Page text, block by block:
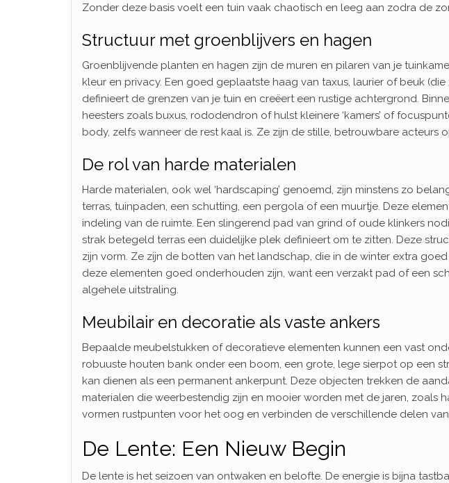
Zonder deze basis voelt een tuin vaak chaotisch en leeg aan zodra de
Structuur met groenblijvers en hagen
Groenblijvende planten en hagen zijn de muren en pilaren van je
kleur en privacy. Een goed geplaatste haag van taxus, laurier of beuk
definieert de grenzen van je tuin en creëert een rustige achtergrond.
heesters zoals buxus, rododendron of hulst kleinere ‘kamers’ of
body, zelfs wanneer de rest kaal is. Ze zijn de stille, betrouwbare acteurs
De rol van harde materialen
Harde materialen, ook wel ‘hardscaping’ genoemd, zijn minstens zo
terras, tuinpaden, een schutting, een pergola of een muurtje. Deze
indeling van de ruimte. Een slingerend pad van grind of oude klinkers
strak betegeld terras een duidelijke plek definieert om te zitten. Deze
zijn vorm. Ze zijn de botten van het landschap, die in de winter extra
deze elementen goed onderhouden zijn, want een verzakt pad of een
algehele uitstraling.
Meubilair en decoratie als vaste ankers
Bepaalde meubelstukken of decoratieve elementen kunnen een vast
robuuste houten bank onder een boom, een grote, lege sierpot op een
kan dienen als een permanent ankerpunt. Deze objecten trekken de
materialen die weerbestendig zijn en mooier worden met de jaren, zoals
vormen rustpunten voor het oog en verbinden de verschillende delen
De Lente: Een Nieuw Begin
De lente is het seizoen van ontwaken en belofte. De energie is bijna